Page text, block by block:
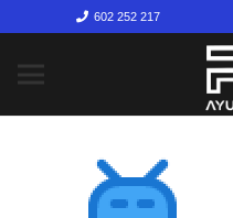
602 252 217